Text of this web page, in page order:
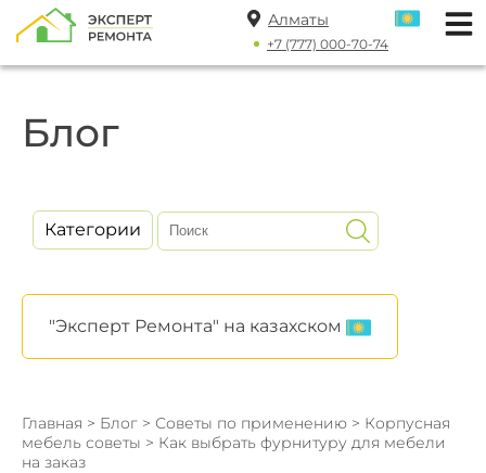
Алматы
+7 (777) 000-70-74
Блог
Категории
"Эксперт Ремонта" на казахском
Главная > Блог > Советы по применению > Корпусная
мебель советы > Как выбрать фурнитуру для мебели
на заказ